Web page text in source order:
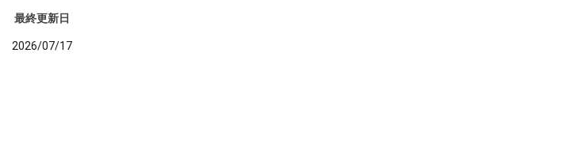
最終更新日
2026/07/17